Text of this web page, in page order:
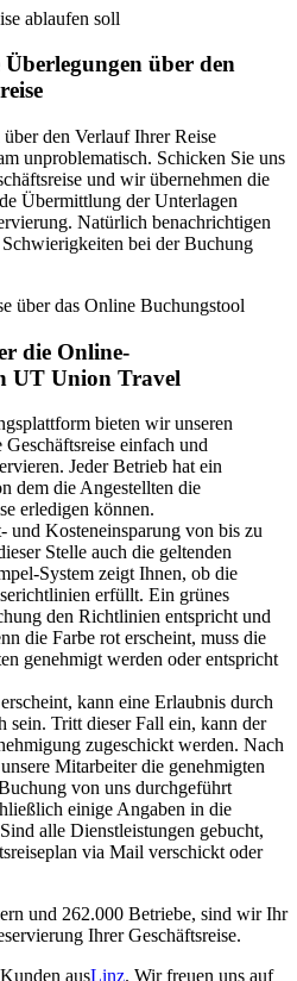
ablaufen soll
Überlegungen über den
den Verlauf Ihrer Reise
unproblematisch. Schicken Sie uns
und wir übernehmen die
Übermittlung der Unterlagen
Natürlich benachrichtigen
bei der Buchung
über das Online Buchungstool
die Online-
UT Union Travel
bieten wir unseren
einfach und
Jeder Betrieb hat ein
dem die Angestellten die
erledigen können.
und Kosteneinsparung von bis zu
Stelle auch die geltenden
System zeigt Ihnen, ob die
erfüllt. Ein grünes
den Richtlinien entspricht und
die Farbe rot erscheint, muss die
genehmigt werden oder entspricht
kann eine Erlaubnis durch
sein. Tritt dieser Fall ein, kann der
zugeschickt werden. Nach
Mitarbeiter die genehmigten
von uns durchgeführt
einige Angaben in die
alle Dienstleistungen gebucht,
via Mail verschickt oder
und 262.000 Betriebe, sind wir Ihr
Ihrer Geschäftsreise.
ausLinz. Wir freuen uns auf